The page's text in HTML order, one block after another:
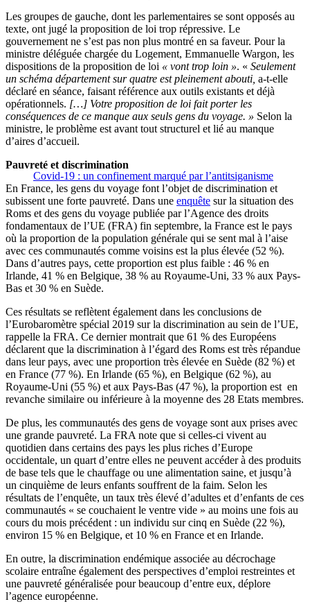
Les groupes de gauche, dont les parlementaires se sont opposés au
texte, ont jugé la proposition de loi trop répressive. Le
gouvernement ne s’est pas non plus montré en sa faveur. Pour la
ministre déléguée chargée du Logement, Emmanuelle Wargon, les
dispositions de la proposition de loi « vont trop loin ». « Seulement
un schéma département sur quatre est pleinement abouti, a-t-elle
déclaré en séance, faisant référence aux outils existants et déjà
opérationnels. […] Votre proposition de loi fait porter les
conséquences de ce manque aux seuls gens du voyage. » Selon la
ministre, le problème est avant tout structurel et lié au manque
d’aires d’accueil.
Covid-19 : un confinement marqué par l’antitsiganisme
Pauvreté et discrimination
En France, les gens du voyage font l’objet de discrimination et
subissent une forte pauvreté. Dans une enquête sur la situation des
Roms et des gens du voyage publiée par l’Agence des droits
fondamentaux de l’UE (FRA) fin septembre, la France est le pays
où la proportion de la population générale qui se sent mal à l’aise
avec ces communautés comme voisins est la plus élevée (52 %).
Dans d’autres pays, cette proportion est plus faible : 46 % en
Irlande, 41 % en Belgique, 38 % au Royaume-Uni, 33 % aux Pays-
Bas et 30 % en Suède.
Ces résultats se reflètent également dans les conclusions de
l’Eurobaromètre spécial 2019 sur la discrimination au sein de l’UE,
rappelle la FRA. Ce dernier montrait que 61 % des Européens
déclarent que la discrimination à l’égard des Roms est très répandue
dans leur pays, avec une proportion très élevée en Suède (82 %) et
en France (77 %). En Irlande (65 %), en Belgique (62 %), au
Royaume-Uni (55 %) et aux Pays-Bas (47 %), la proportion est en
revanche similaire ou inférieure à la moyenne des 28 Etats membres.
De plus, les communautés des gens de voyage sont aux prises avec
une grande pauvreté. La FRA note que si celles-ci vivent au
quotidien dans certains des pays les plus riches d’Europe
occidentale, un quart d’entre elles ne peuvent accéder à des produits
de base tels que le chauffage ou une alimentation saine, et jusqu’à
un cinquième de leurs enfants souffrent de la faim. Selon les
résultats de l’enquête, un taux très élevé d’adultes et d’enfants de ces
communautés « se couchaient le ventre vide » au moins une fois au
cours du mois précédent : un individu sur cinq en Suède (22 %),
environ 15 % en Belgique, et 10 % en France et en Irlande.
En outre, la discrimination endémique associée au décrochage
scolaire entraîne également des perspectives d’emploi restreintes et
une pauvreté généralisée pour beaucoup d’entre eux, déplore
l’agence européenne.